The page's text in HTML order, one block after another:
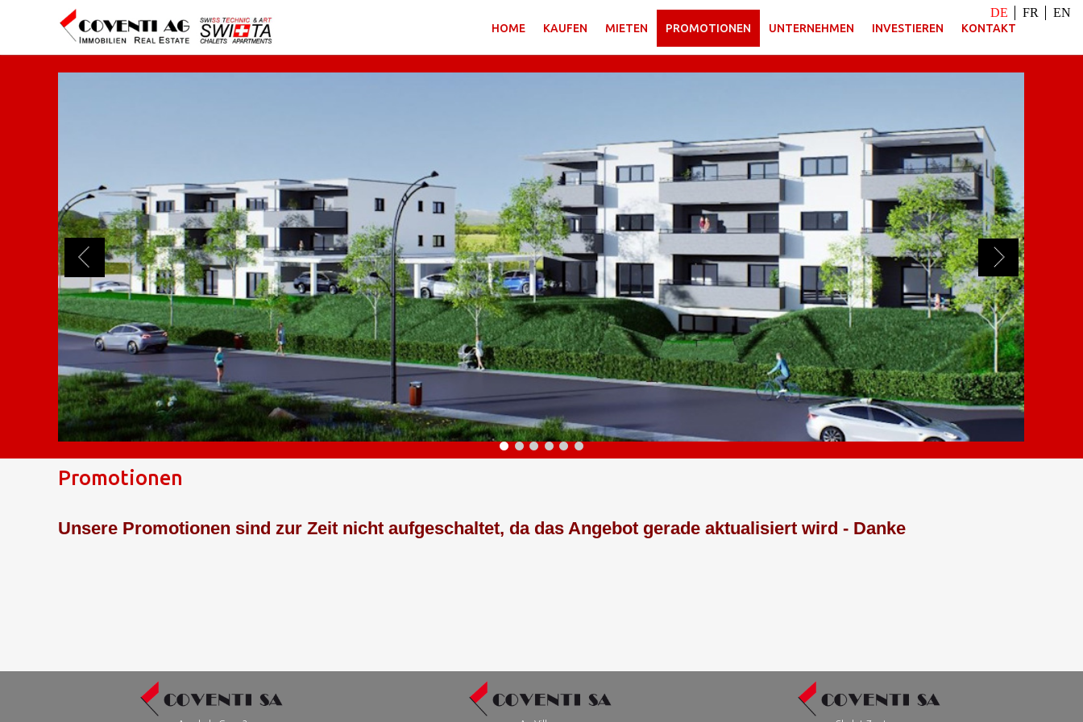
HOME KAUFEN MIETEN PROMOTIONEN UNTERNEHMEN INVESTIEREN KONTAKT
DE FR EN
Promotionen
Unsere Promotionen sind zur Zeit nicht aufgeschaltet, da das Angebot gerade aktualisiert wird - Danke